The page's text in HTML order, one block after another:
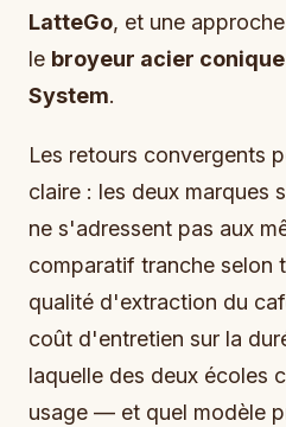
LatteGo, et une
le broyeur acier conique
System.
Les retours convergents
claire : les deux marques
ne s'adressent pas aux
comparatif tranche selon
qualité d'extraction du
coût d'entretien sur la
laquelle des deux écoles
usage — et quel modèle